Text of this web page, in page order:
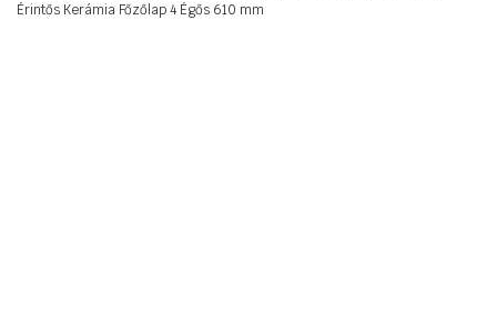
Érintős Kerámia Főzőlap 4 Égős 610 mm